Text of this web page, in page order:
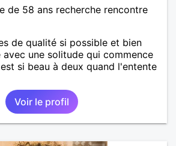
de 58 ans recherche rencontre
de qualité si possible et bien
une solitude qui commence
si beau à deux quand l'entente
Voir le profil